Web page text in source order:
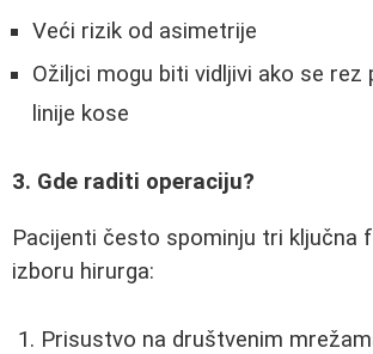
Veći rizik od asimetrije
Ožiljci mogu biti vidljivi ako se rez
linije kose
3. Gde raditi operaciju?
Pacijenti često spominju tri ključna
izboru hirurga:
Prisustvo na društvenim